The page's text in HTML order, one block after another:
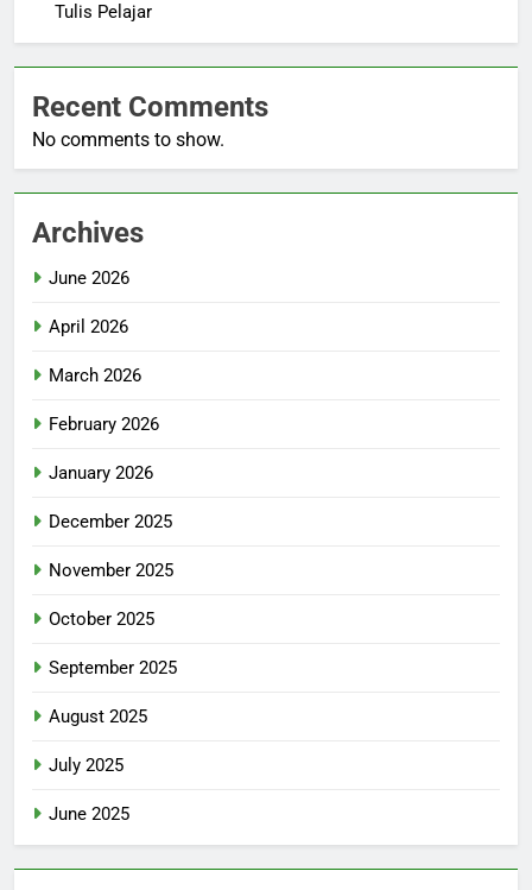
Tulis Pelajar
Recent Comments
No comments to show.
Archives
June 2026
April 2026
March 2026
February 2026
January 2026
December 2025
November 2025
October 2025
September 2025
August 2025
July 2025
June 2025